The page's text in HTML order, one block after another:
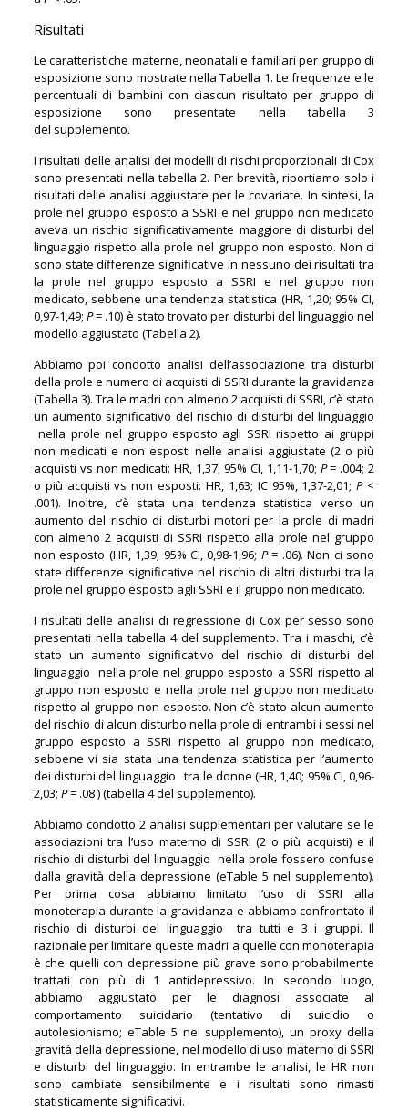
Risultati
Le caratteristiche materne, neonatali e familiari per gruppo di
esposizione sono mostrate nella Tabella 1. Le frequenze e le
percentuali di bambini con ciascun risultato per gruppo di
esposizione sono presentate nella tabella 3
del supplemento.
I risultati delle analisi dei modelli di rischi proporzionali di Cox
sono presentati nella tabella 2. Per brevità, riportiamo solo i
risultati delle analisi aggiustate per le covariate. In sintesi, la
prole nel gruppo esposto a SSRI e nel gruppo non medicato
aveva un rischio significativamente maggiore di disturbi del
linguaggio rispetto alla prole nel gruppo non esposto. Non ci
sono state differenze significative in nessuno dei risultati tra
la prole nel gruppo esposto a SSRI e nel gruppo non
medicato, sebbene una tendenza statistica (HR, 1,20; 95% CI,
0,97-1,49;P= .10) è stato trovato per disturbi del linguaggio nel
modello aggiustato (Tabella 2).
Abbiamo poi condotto analisi dell’associazione tra disturbi
della prole e numero di acquisti di SSRI durante la gravidanza
(Tabella 3). Tra le madri con almeno 2 acquisti di SSRI, c’è stato
un aumento significativo del rischio di disturbi del linguaggio
nella prole nel gruppo esposto agli SSRI rispetto ai gruppi
non medicati e non esposti nelle analisi aggiustate (2 o più
acquisti vs non medicati: HR, 1,37; 95% CI, 1,11-1,70; P= .004; 2
o più acquisti vs non esposti: HR, 1,63; IC 95%, 1,37-2,01;P<
.001). Inoltre, c’è stata una tendenza statistica verso un
aumento del rischio di disturbi motori per la prole di madri
con almeno 2 acquisti di SSRI rispetto alla prole nel gruppo
non esposto (HR, 1,39; 95% CI, 0,98-1,96; P= .06). Non ci sono
state differenze significative nel rischio di altri disturbi tra la
prole nel gruppo esposto agli SSRI e il gruppo non medicato.
I risultati delle analisi di regressione di Cox per sesso sono
presentati nella tabella 4 del supplemento. Tra i maschi, c’è
stato un aumento significativo del rischio di disturbi del
linguaggio nella prole nel gruppo esposto a SSRI rispetto al
gruppo non esposto e nella prole nel gruppo non medicato
rispetto al gruppo non esposto. Non c’è stato alcun aumento
del rischio di alcun disturbo nella prole di entrambi i sessi nel
gruppo esposto a SSRI rispetto al gruppo non medicato,
sebbene vi sia stata una tendenza statistica per l’aumento
dei disturbi del linguaggio tra le donne (HR, 1,40; 95% CI, 0,96-
2,03; P= .08 ) (tabella 4 del supplemento).
Abbiamo condotto 2 analisi supplementari per valutare se le
associazioni tra l’uso materno di SSRI (2 o più acquisti) e il
rischio di disturbi del linguaggio nella prole fossero confuse
dalla gravità della depressione (eTable 5 nel supplemento).
Per prima cosa abbiamo limitato l’uso di SSRI alla
monoterapia durante la gravidanza e abbiamo confrontato il
rischio di disturbi del linguaggio tra tutti e 3 i gruppi. Il
razionale per limitare queste madri a quelle con monoterapia
è che quelli con depressione più grave sono probabilmente
trattati con più di 1 antidepressivo. In secondo luogo,
abbiamo aggiustato per le diagnosi associate al
comportamento suicidario (tentativo di suicidio o
autolesionismo; eTable 5 nel supplemento), un proxy della
gravità della depressione, nel modello di uso materno di SSRI
e disturbi del linguaggio. In entrambe le analisi, le HR non
sono cambiate sensibilmente e i risultati sono rimasti
statisticamente significativi.